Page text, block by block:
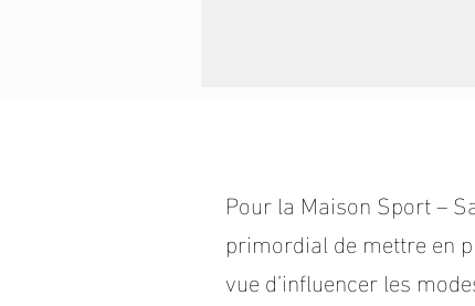
Pour la Maison Sport –
primordial de mettre en
vue d’influencer les